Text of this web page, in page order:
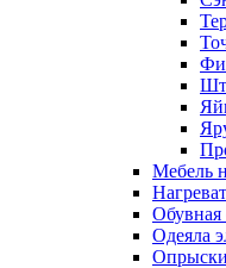
Мебель
Обувная
Одеяла